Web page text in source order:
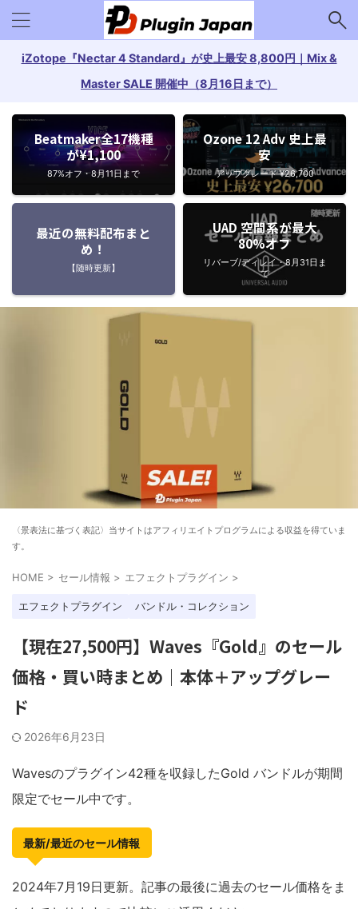
iZotope『Nectar 4 Standard』が史上最安 8,800円｜Mix &
Master SALE 開催中（8月16日まで）
Beatmaker全17機種
が¥1,100
87%オフ・8月11日まで
Ozone 12 Adv 史上最
安
アップグレード ¥26,700
最近の無料配布まと
め！
【随時更新】
UAD 空間系が最大
80%オフ
リバーブ/ディレイ・8月31日ま
で
〈景表法に基づく表記〉当サイトはアフィリエイトプログラムによる収益を得ていま
す。
HOME > セール情報 > エフェクトプラグイン >
エフェクトプラグイン バンドル・コレクション
【現在27,500円】Waves『Gold』のセール
価格・買い時まとめ｜本体＋アップグレー
ド
2026年6月23日
Wavesのプラグイン42種を収録したGold バンドルが期間
限定でセール中です。
最新/最近のセール情報
2024年7月19日更新。記事の最後に過去のセール価格をま